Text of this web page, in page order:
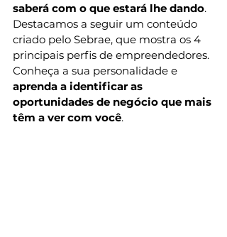
saberá com o que estará lhe dando.
Destacamos a seguir um conteúdo
criado pelo Sebrae, que mostra os 4
principais perfis de empreendedores.
Conheça a sua personalidade e
aprenda a identificar as
oportunidades de negócio que mais
têm a ver com você.